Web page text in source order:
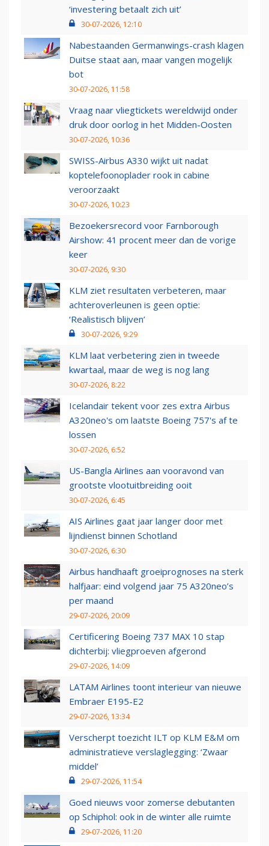
‘investering betaalt zich uit’
30-07-2026, 12:10
Nabestaanden Germanwings-crash klagen
Duitse staat aan, maar vangen mogelijk
bot
30-07-2026, 11:58
Vraag naar vliegtickets wereldwijd onder
druk door oorlog in het Midden-Oosten
30-07-2026, 10:36
SWISS-Airbus A330 wijkt uit nadat
koptelefoonoplader rook in cabine
veroorzaakt
30-07-2026, 10:23
Bezoekersrecord voor Farnborough
Airshow: 41 procent meer dan de vorige
keer
30-07-2026, 9:30
KLM ziet resultaten verbeteren, maar
achteroverleunen is geen optie:
‘Realistisch blijven’
30-07-2026, 9:29
KLM laat verbetering zien in tweede
kwartaal, maar de weg is nog lang
30-07-2026, 8:22
Icelandair tekent voor zes extra Airbus
A320neo's om laatste Boeing 757's af te
lossen
30-07-2026, 6:52
US-Bangla Airlines aan vooravond van
grootste vlootuitbreiding ooit
30-07-2026, 6:45
AIS Airlines gaat jaar langer door met
lijndienst binnen Schotland
30-07-2026, 6:30
Airbus handhaaft groeiprognoses na sterk
halfjaar: eind volgend jaar 75 A320neo’s
per maand
29-07-2026, 20:09
Certificering Boeing 737 MAX 10 stap
dichterbij: vliegproeven afgerond
29-07-2026, 14:09
LATAM Airlines toont interieur van nieuwe
Embraer E195-E2
29-07-2026, 13:34
Verscherpt toezicht ILT op KLM E&M om
administratieve verslaglegging: ‘Zwaar
middel’
29-07-2026, 11:54
Goed nieuws voor zomerse debutanten
op Schiphol: ook in de winter alle ruimte
29-07-2026, 11:20